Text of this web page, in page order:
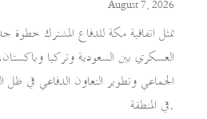
August 7, 2026
تمثل اتفاقية مكة للدفاع المشترك خطوة
العسكري بين السعودية وتركيا
الجماعي وتطوير التعاون الدفاعي في ظل
في المنطقة.